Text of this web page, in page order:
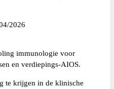
2026
immunologie voor
en verdiepings-AIOS.
te krijgen in de klinische